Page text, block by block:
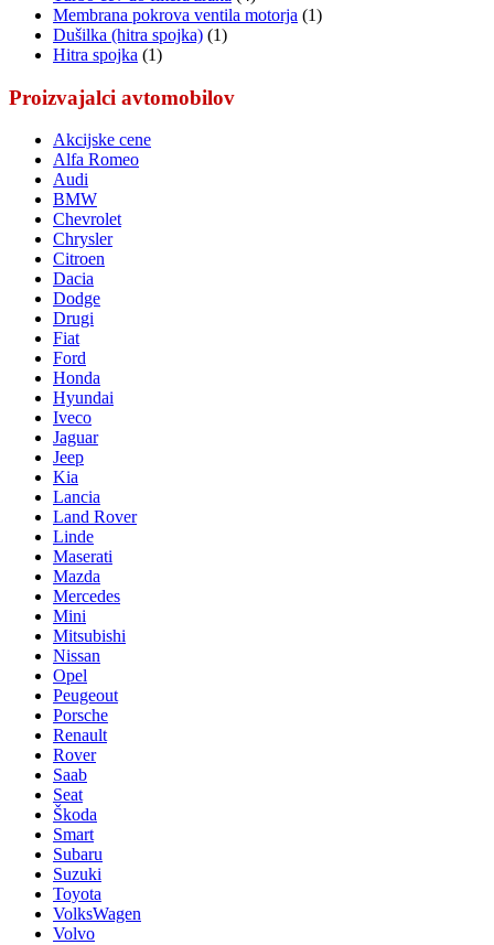
Membrana pokrova ventila motorja (1)
Dušilka (hitra spojka) (1)
Hitra spojka (1)
Proizvajalci avtomobilov
Akcijske cene
Alfa Romeo
Audi
BMW
Chevrolet
Chrysler
Citroen
Dacia
Dodge
Drugi
Fiat
Ford
Honda
Hyundai
Iveco
Jaguar
Jeep
Kia
Lancia
Land Rover
Linde
Maserati
Mazda
Mercedes
Mini
Mitsubishi
Nissan
Opel
Peugeout
Porsche
Renault
Rover
Saab
Seat
Škoda
Smart
Subaru
Suzuki
Toyota
VolksWagen
Volvo